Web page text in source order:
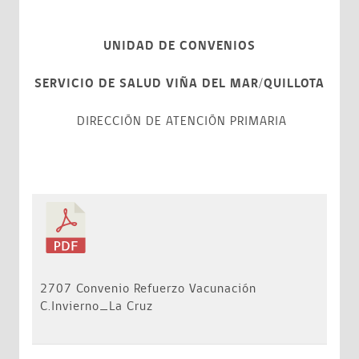
UNIDAD DE CONVENIOS
SERVICIO DE SALUD VIÑA DEL MAR/QUILLOTA
DIRECCIÓN DE ATENCIÓN PRIMARIA
2707 Convenio Refuerzo Vacunación
C.Invierno_La Cruz